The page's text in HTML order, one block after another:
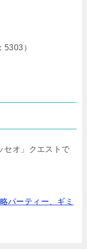
）
セオ」クエストで
パーティー、ギミ